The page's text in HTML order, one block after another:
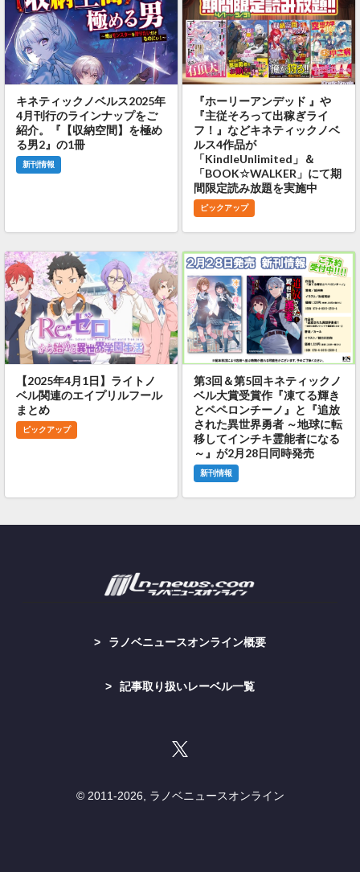
キネティックノベルス2025年
4月刊行のラインナップをご
紹介。『【収納空間】を極め
る男2』の1冊
新刊情報
『ホーリーアンデッド 』や
『主従そろって出稼ぎライ
フ！』などキネティックノベ
ルス4作品が
「KindleUnlimited」＆
「BOOK☆WALKER」にて期
間限定読み放題を実施中
ピックアップ
【2025年4月1日】ライトノ
ベル関連のエイプリルフール
まとめ
ピックアップ
第3回＆第5回キネティックノ
ベル大賞受賞作『凍てる輝き
とペペロンチーノ』と『追放
された異世界勇者 ～地球に転
移してインチキ霊能者になる
～』が2月28日同時発売
新刊情報
ラノベニュースオンライン概要
記事取り扱いレーベル一覧
© 2011-2026, ラノベニュースオンライン